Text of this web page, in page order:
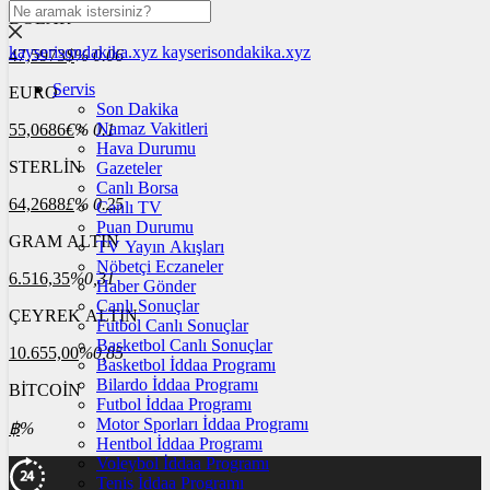
DOLAR
47,5973$% 0.06
EURO
55,0686€% 0.1
STERLİN
64,2688£% 0.25
GRAM ALTIN
6.516,35%0,31
ÇEYREK ALTIN
10.655,00%0,85
BİTCOİN
฿%
kayserisondakika.xyz kayserisondakika.xyz
Servis
Son Dakika
Namaz Vakitleri
Hava Durumu
Gazeteler
Canlı Borsa
Canlı TV
Puan Durumu
TV Yayın Akışları
Nöbetçi Eczaneler
Haber Gönder
Canlı Sonuçlar
Futbol Canlı Sonuçlar
Basketbol Canlı Sonuçlar
Basketbol İddaa Programı
Bilardo İddaa Programı
Futbol İddaa Programı
Motor Sporları İddaa Programı
Hentbol İddaa Programı
Voleybol İddaa Programı
Tenis İddaa Programı